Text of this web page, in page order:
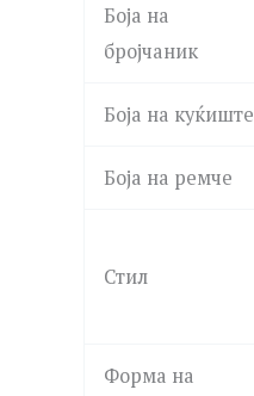
Боја на
бројчаник
Боја на куќиште
Боја на ремче
Стил
Форма на